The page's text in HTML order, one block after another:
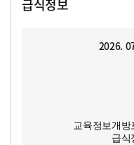
급식정보
2026.
교육정보개방
급식